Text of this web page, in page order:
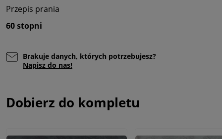
Przepis prania
60 stopni
Brakuje danych, których potrzebujesz?
Napisz do nas!
Dobierz do kompletu